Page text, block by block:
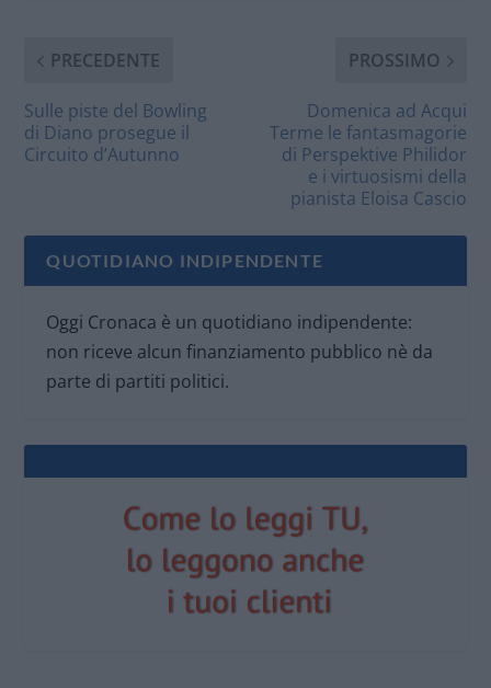
PRECEDENTE
Sulle piste del Bowling
di Diano prosegue il
Circuito d’Autunno
PROSSIMO
Domenica ad Acqui
Terme le fantasmagorie
di Perspektive Philidor
e i virtuosismi della
pianista Eloisa Cascio
QUOTIDIANO INDIPENDENTE
Oggi Cronaca è un quotidiano indipendente:
non riceve alcun finanziamento pubblico nè da
parte di partiti politici.